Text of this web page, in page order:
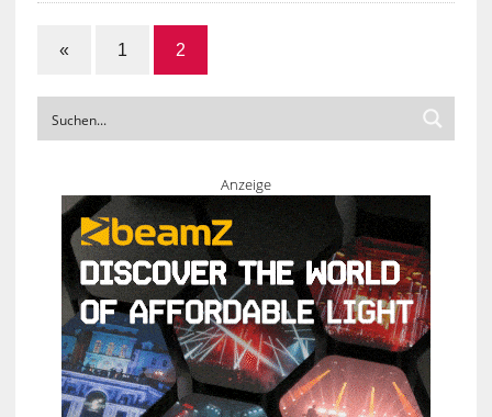
« 1 2
Anzeige